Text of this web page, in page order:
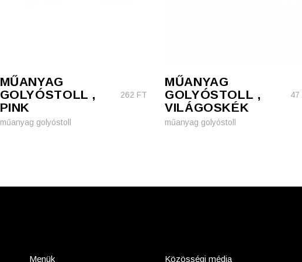
MŰANYAG
GOLYÓSTOLL ,
PINK
262 FT
műanyag golyóstoll
MŰANYAG
GOLYÓSTOLL ,
VILÁGOSKÉK
47
műanyag golyóstoll
Menük Közösségi média